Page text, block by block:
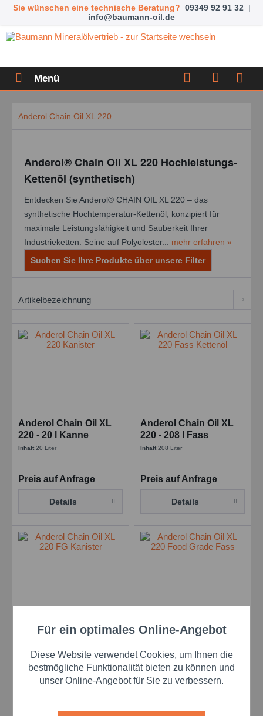
Sie wünschen eine technische Beratung? 09349 92 91 32 |
info@baumann-oil.de
Menü
Anderol Chain Oil XL 220
Anderol® Chain Oil XL 220 Hochleistungs-
Kettenöl (synthetisch)
Entdecken Sie Anderol® CHAIN OIL XL 220 – das
synthetische Hochtemperatur-Kettenöl, konzipiert für
maximale Leistungsfähigkeit und Sauberkeit Ihrer
Industrieketten. Seine auf Polyolester... mehr erfahren »
Suchen Sie Ihre Produkte über unsere Filter
Anderol Chain Oil XL
220 - 20 l Kanne
Inhalt20 Liter
Preis auf Anfrage
Details
Anderol Chain Oil XL
220 - 208 l Fass
Inhalt208 Liter
Preis auf Anfrage
Details
Anderol Chain Oil XL
220 FG - 20 l Kanne
Inhalt20 Liter
Preis auf Anfrage
Anderol Chain Oil XL
220 FG - 208 l Fass
Inhalt208 Liter
Preis auf Anfrage
Funktionale Aktiv
Marketing Aktiv
Für ein optimales Online-Angebot
Diese Website verwendet Cookies, um Ihnen die
bestmögliche Funktionalität bieten zu können und
unser Online-Angebot für Sie zu verbessern.